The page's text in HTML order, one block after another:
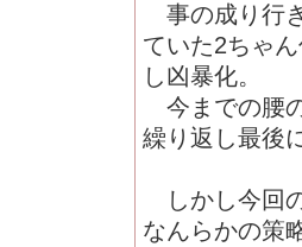
事の成り行
ていた2ちゃ
し凶暴化。
今までの腰
繰り返し最後
しかし今回
なんらかの策